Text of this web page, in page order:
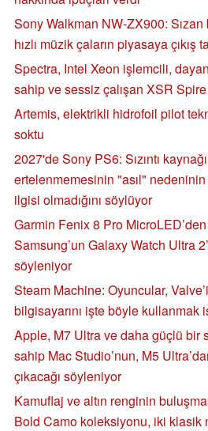
Sony Walkman NW-ZX900:
hızlı müzik çaların piyasaya
Spectra, Intel Xeon işlemcili,
sahip ve sessiz çalışan XSR
Artemis, elektrikli hidrofoil pilot
soktu
2027'de Sony PS6: Sızıntı
ertelenmemesinin "asıl"
ilgisi olmadığını söylüyor
Garmin Fenix 8 Pro
Samsung’un Galaxy Watch Ultra
söyleniyor
Steam Machine: Oyuncular,
bilgisayarını işte böyle kullanmak
Apple, M7 Ultra ve daha güçlü bir
sahip Mac Studio’nun, M5
çıkacağı söyleniyor
Kamuflaj ve altın renginin
Bold Camo koleksiyonu, iki klasik